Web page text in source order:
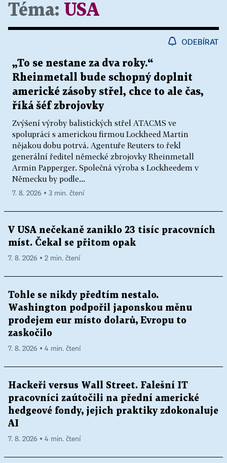
Téma: USA
ODEBÍRAT
„To se nestane za dva roky.“
Rheinmetall bude schopný doplnit
americké zásoby střel, chce to ale čas,
říká šéf zbrojovky
Zvýšení výroby balistických střel ATACMS ve
spolupráci s americkou firmou Lockheed Martin
nějakou dobu potrvá. Agentuře Reuters to řekl
generální ředitel německé zbrojovky Rheinmetall
Armin Papperger. Společná výroba s Lockheedem v
Německu by podle...
7. 8. 2026 ▪ 3 min. čtení
V USA nečekaně zaniklo 23 tisíc pracovních
míst. Čekal se přitom opak
7. 8. 2026 ▪ 2 min. čtení
Tohle se nikdy předtím nestalo.
Washington podpořil japonskou měnu
prodejem eur místo dolarů, Evropu to
zaskočilo
7. 8. 2026 ▪ 4 min. čtení
Hackeři versus Wall Street. Falešní IT
pracovníci zaútočili na přední americké
hedgeové fondy, jejich praktiky zdokonaluje
AI
7. 8. 2026 ▪ 4 min. čtení